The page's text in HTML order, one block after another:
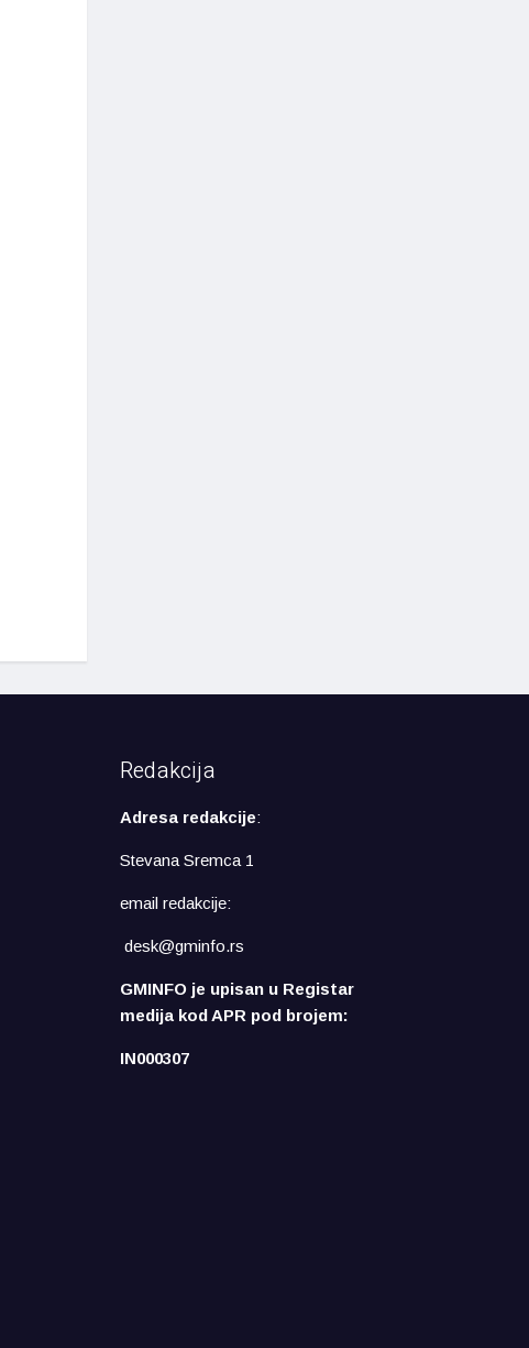
Redakcija
Adresa redakcije:
Stevana Sremca 1
email redakcije:
desk@gminfo.rs
GMINFO je upisan u Registar
medija kod APR pod brojem:
IN000307